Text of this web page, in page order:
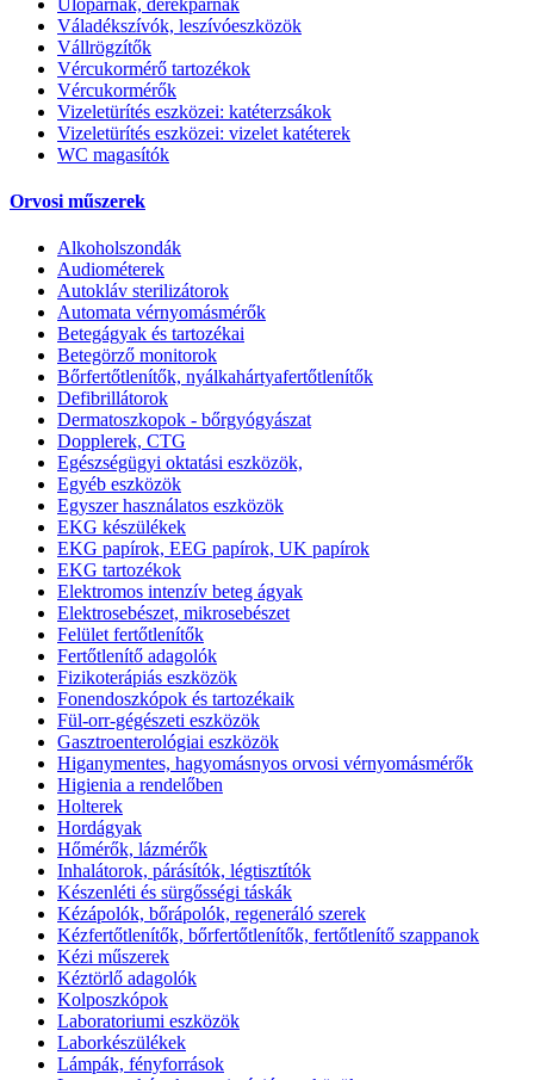
Váladékszívók, leszívóeszközök
Vállrögzítők
Vércukormérő tartozékok
Vércukormérők
Vizeletürítés eszközei: katéterzsákok
Vizeletürítés eszközei: vizelet katéterek
WC magasítók
Orvosi műszerek
Alkoholszondák
Audiométerek
Autokláv sterilizátorok
Automata vérnyomásmérők
Betegágyak és tartozékai
Betegörző monitorok
Bőrfertőtlenítők, nyálkahártyafertőtlenítők
Defibrillátorok
Dermatoszkopok - bőrgyógyászat
Dopplerek, CTG
Egészségügyi oktatási eszközök,
Egyéb eszközök
Egyszer használatos eszközök
EKG készülékek
EKG papírok, EEG papírok, UK papírok
EKG tartozékok
Elektromos intenzív beteg ágyak
Elektrosebészet, mikrosebészet
Felület fertőtlenítők
Fertőtlenítő adagolók
Fizikoterápiás eszközök
Fonendoszkópok és tartozékaik
Fül-orr-gégészeti eszközök
Gasztroenterológiai eszközök
Higanymentes, hagyomásnyos orvosi vérnyomásmérők
Higienia a rendelőben
Holterek
Hordágyak
Hőmérők, lázmérők
Inhalátorok, párásítók, légtisztítók
Készenléti és sürgősségi táskák
Kézápolók, bőrápolók, regeneráló szerek
Kézfertőtlenítők, bőrfertőtlenítők, fertőtlenítő szappanok
Kézi műszerek
Kéztörlő adagolók
Kolposzkópok
Laboratoriumi eszközök
Laborkészülékek
Lámpák, fényforrások